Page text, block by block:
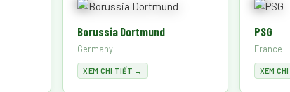
Borussia Dortmund
Germany
XEM CHI TIẾT →
PSG
France
XEM